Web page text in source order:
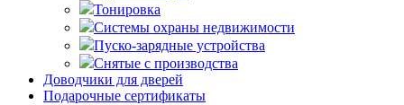
Тонировка
Системы охраны недвижимости
Пуско-зарядные устройства
Снятые с производства
Доводчики для дверей
Подарочные сертификаты